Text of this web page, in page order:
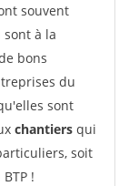
souvent
à la
bons
du
sont
chantiers qui
soit
!